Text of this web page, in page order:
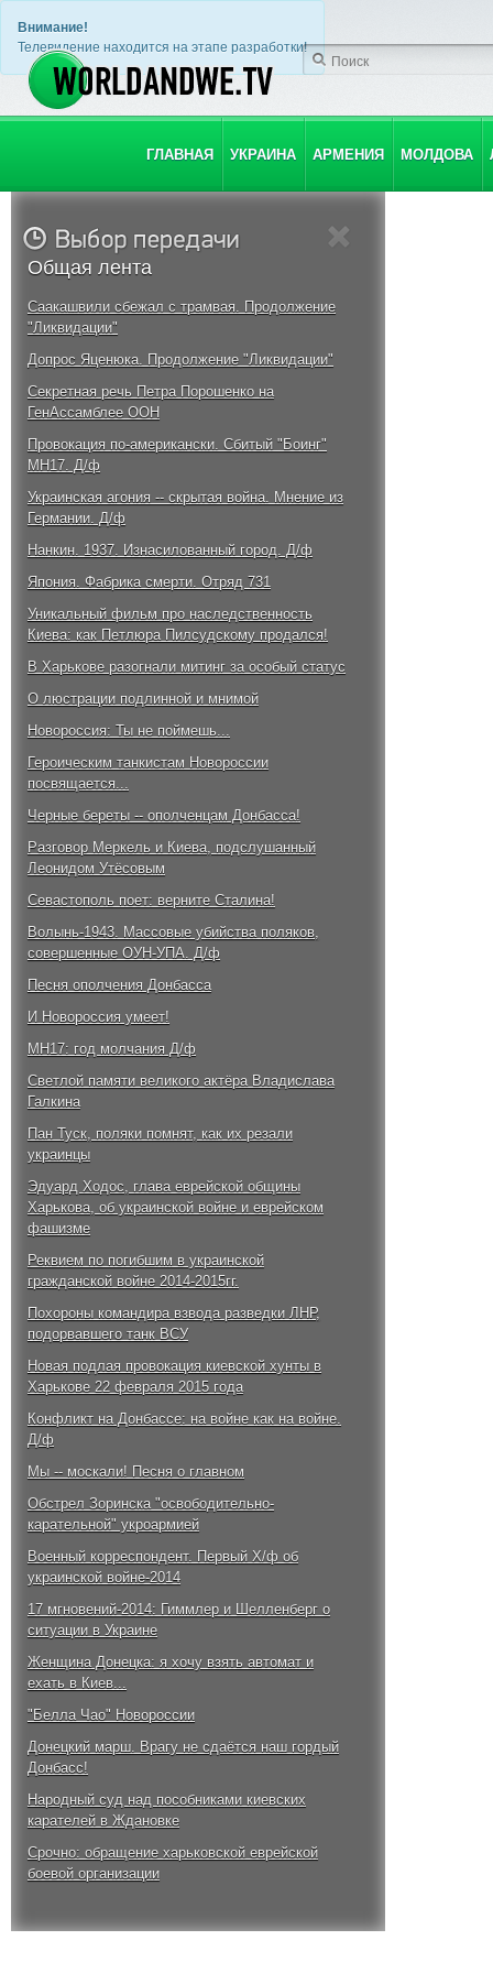
Внимание!
Телевидение находится на этапе разработки!
ГЛАВНАЯ УКРАИНА АРМЕНИЯ МОЛДОВА
Общая лента
Саакашвили сбежал с трамвая. Продолжение
"Ликвидации"
Допрос Яценюка. Продолжение "Ликвидации"
Секретная речь Петра Порошенко на
ГенАссамблее ООН
Провокация по-американски. Сбитый "Боинг"
MH17. Д/ф
Украинская агония -- скрытая война. Мнение из
Германии. Д/ф
Нанкин. 1937. Изнасилованный город. Д/ф
Япония. Фабрика смерти. Отряд 731
Уникальный фильм про наследственность
Киева: как Петлюра Пилсудскому продался!
В Харькове разогнали митинг за особый статус
О люстрации подлинной и мнимой
Новороссия: Ты не поймешь...
Героическим танкистам Новороссии
посвящается...
Черные береты -- ополченцам Донбасса!
Разговор Меркель и Киева, подслушанный
Леонидом Утёсовым
Севастополь поет: верните Сталина!
Волынь-1943. Массовые убийства поляков,
совершенные ОУН-УПА. Д/ф
Песня ополчения Донбасса
И Новороссия умеет!
MH17: год молчания Д/ф
Светлой памяти великого актёра Владислава
Галкина
Пан Туск, поляки помнят, как их резали
украинцы
Эдуард Ходос, глава еврейской общины
Харькова, об украинской войне и еврейском
фашизме
Реквием по погибшим в украинской
гражданской войне 2014-2015гг.
Похороны командира взвода разведки ЛНР,
подорвавшего танк ВСУ
Новая подлая провокация киевской хунты в
Харькове 22 февраля 2015 года
Конфликт на Донбассе: на войне как на войне.
Д/ф
Мы -- москали! Песня о главном
Обстрел Зоринска "освободительно-
карательной" укроармией
Военный корреспондент. Первый Х/ф об
украинской войне-2014
17 мгновений-2014: Гиммлер и Шелленберг о
ситуации в Украине
Женщина Донецка: я хочу взять автомат и
ехать в Киев...
"Белла Чао" Новороссии
Донецкий марш. Врагу не сдаётся наш гордый
Донбасс!
Народный суд над пособниками киевских
карателей в Ждановке
Срочно: обращение харьковской еврейской
боевой организации
2014 года